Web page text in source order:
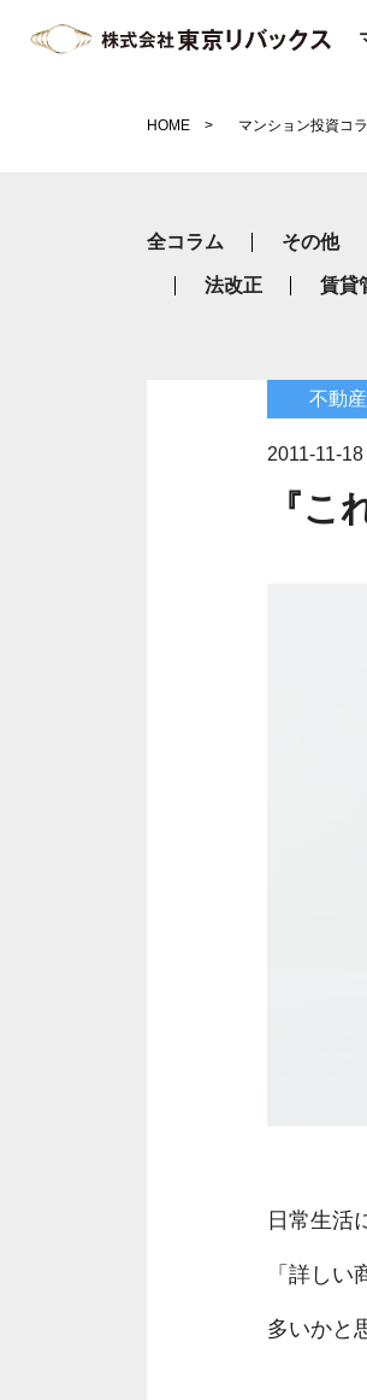
HOME マンション投資コ
全コラム その他
法改正 賃貸
不動
2011-11-18
『こ
日常生活
「詳し
多いかと